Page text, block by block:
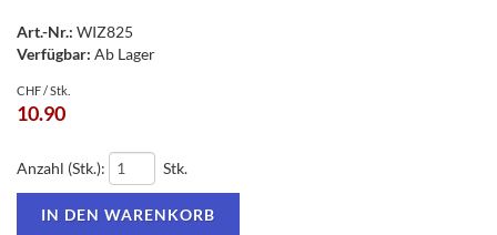
Art.-Nr.: WIZ825
Verfügbar: Ab Lager
CHF / Stk.
10.90
Anzahl (Stk.): Stk.